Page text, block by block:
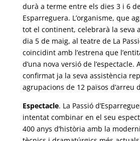
durà a terme entre els dies 3 i 6
Esparreguera. L’organisme, que
tot el continent, celebrarà la seva
dia 5 de maig, al teatre de La
coincidint amb l’estrena que
d’una nova versió de l’espectacle.
confirmat ja la seva assistència
agrupacions de 12 països d’arreu
Espectacle. La Passió
intentat combinar en el seu
400 anys d’història amb la